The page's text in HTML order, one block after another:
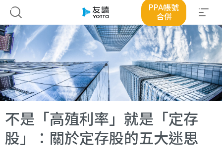
PPA帳號
合併
不是「高殖利率」就是「定存
股」：關於定存股的五大迷思